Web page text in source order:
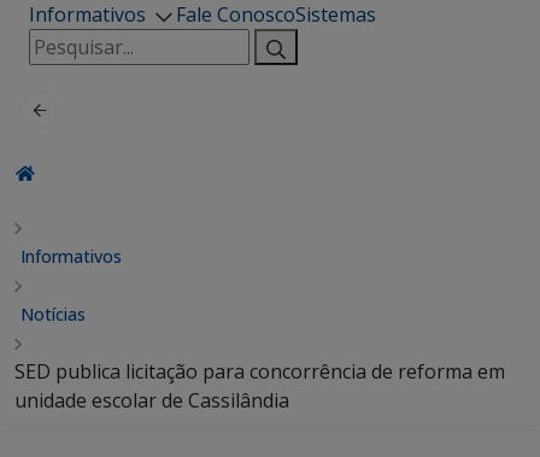
Informativos
Fale ConoscoSistemas
Pesquisar
por:
Informativos
Notícias
SED publica licitação para concorrência de reforma em
unidade escolar de Cassilândia